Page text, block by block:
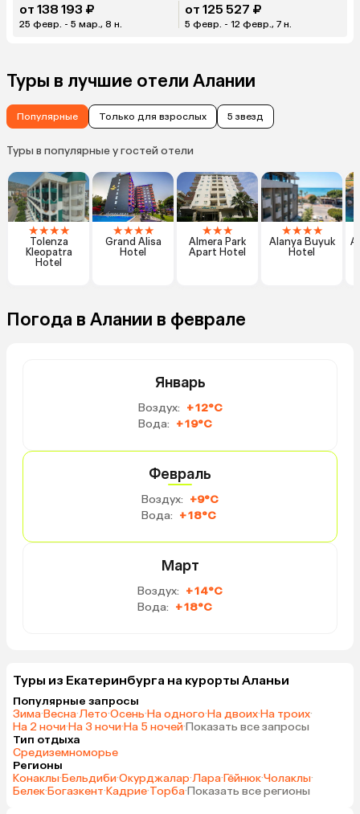
от 138 193 ₽
25 февр. - 5 мар., 8 н.
от 125 527 ₽
5 февр. - 12 февр., 7 н.
Туры в лучшие отели Алании
Популярные Только для взрослых 5 звезд
Туры в популярные у гостей отели
★★★★
Tolenza
Kleopatra
Hotel
★★★★
Grand Alisa
Hotel
★★★
Almera Park
Apart Hotel
★★★★
Alanya Buyuk
Hotel
Погода в Алании в феврале
Январь
Воздух: +12°C
Вода: +19°C
Февраль
Воздух: +9°C
Вода: +18°C
Март
Воздух: +14°C
Вода: +18°C
Туры из Екатеринбурга на курорты Аланьи
Популярные запросы
Зима·Весна·Лето·Осень·На одного·На двоих·На троих·
На 2 ночи·На 3 ночи·На 5 ночей·Показать все запросы
Тип отдыха
Средиземноморье
Регионы
Конаклы·Бельдиби·Окурджалар·Лара·Гёйнюк·Чолаклы·
Белек·Богазкент·Кадрие·Торба·Показать все регионы